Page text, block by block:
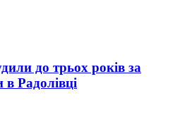
до трьох років за
Радолівці